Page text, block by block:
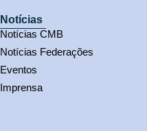
Notícias
Notícias CMB
Notícias Federações
Eventos
Imprensa